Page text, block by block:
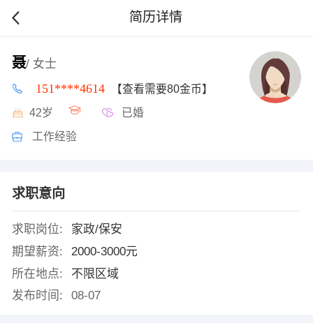
简历详情
聂/ 女士
151****4614 【查看需要80金币】
42岁 已婚
工作经验
求职意向
求职岗位:
家政/保安
期望薪资:
2000-3000元
所在地点:
不限区域
发布时间:
08-07